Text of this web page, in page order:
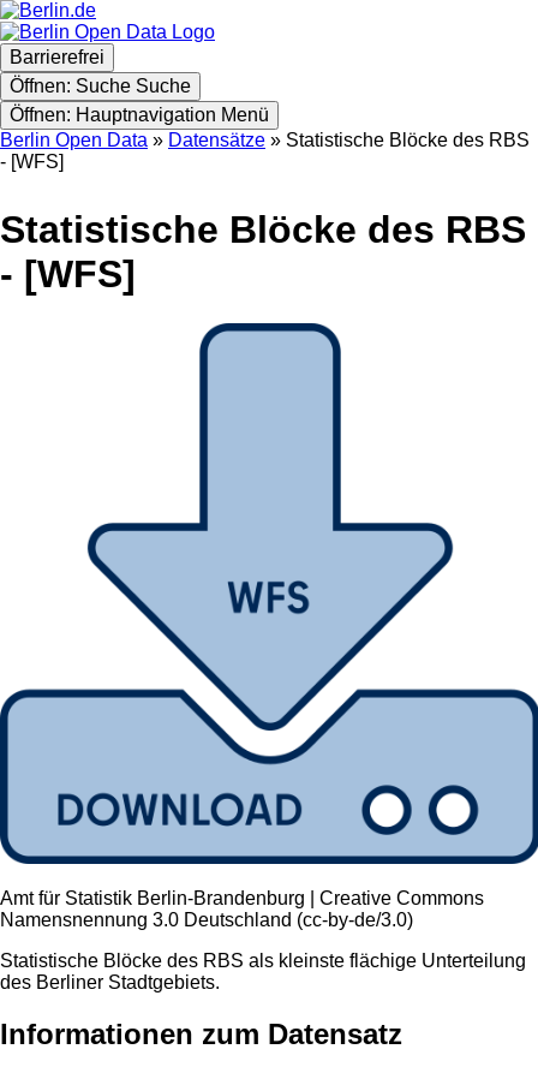
Skip
to
main
content
Barrierefrei
Öffnen: Suche Suche
Öffnen: Hauptnavigation Menü
Berlin Open Data
Datensätze
Statistische Blöcke des RBS
- [WFS]
Statistische Blöcke des RBS
- [WFS]
Amt für Statistik Berlin-Brandenburg | Creative Commons
Namensnennung 3.0 Deutschland (cc-by-de/3.0)
Statistische Blöcke des RBS als kleinste flächige Unterteilung
des Berliner Stadtgebiets.
Informationen zum Datensatz